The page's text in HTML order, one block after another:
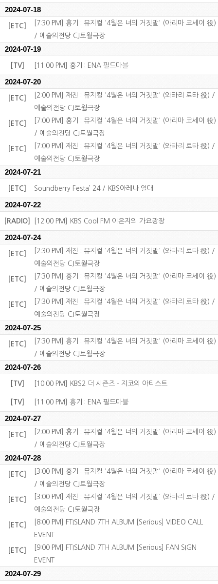
2024-07-18
[ETC]
[7:30 PM] 홍기 : 뮤지컬 '4월은 너의 거짓말' (아리마 코세이 役)
/ 예술의전당 CJ토월극장
2024-07-19
[TV] [11:00 PM] 홍기 : ENA 필드마블
2024-07-20
[ETC]
[2:00 PM] 재진 : 뮤지컬 '4월은 너의 거짓말' (와타리 료타 役) /
예술의전당 CJ토월극장
[ETC]
[7:00 PM] 홍기 : 뮤지컬 '4월은 너의 거짓말' (아리마 코세이 役)
/ 예술의전당 CJ토월극장
[ETC]
[7:00 PM] 재진 : 뮤지컬 '4월은 너의 거짓말' (와타리 료타 役) /
예술의전당 CJ토월극장
2024-07-21
[ETC] Soundberry Festa’ 24 / KBS아레나 일대
2024-07-22
[RADIO] [12:00 PM] KBS Cool FM 이은지의 가요광장
2024-07-24
[ETC]
[2:30 PM] 재진 : 뮤지컬 '4월은 너의 거짓말' (와타리 료타 役) /
예술의전당 CJ토월극장
[ETC]
[7:30 PM] 홍기 : 뮤지컬 '4월은 너의 거짓말' (아리마 코세이 役)
/ 예술의전당 CJ토월극장
[ETC]
[7:30 PM] 재진 : 뮤지컬 '4월은 너의 거짓말' (와타리 료타 役) /
예술의전당 CJ토월극장
2024-07-25
[ETC]
[7:30 PM] 홍기 : 뮤지컬 '4월은 너의 거짓말' (아리마 코세이 役)
/ 예술의전당 CJ토월극장
2024-07-26
[TV] [10:00 PM] KBS2 더 시즌즈 - 지코의 아티스트
[TV] [11:00 PM] 홍기 : ENA 필드마블
2024-07-27
[ETC]
[2:00 PM] 홍기 : 뮤지컬 '4월은 너의 거짓말' (아리마 코세이 役)
/ 예술의전당 CJ토월극장
2024-07-28
[ETC]
[3:00 PM] 홍기 : 뮤지컬 '4월은 너의 거짓말' (아리마 코세이 役)
/ 예술의전당 CJ토월극장
[ETC]
[3:00 PM] 재진 : 뮤지컬 '4월은 너의 거짓말' (와타리 료타 役) /
예술의전당 CJ토월극장
[ETC]
[8:00 PM] FTISLAND 7TH ALBUM [Serious] VIDEO CALL
EVENT
[ETC]
[9:00 PM] FTISLAND 7TH ALBUM [Serious] FAN SIGN
EVENT
2024-07-29